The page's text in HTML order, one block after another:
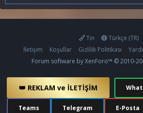
Tin
Türkçe (TR)
İletişim
Koşullar Gizlilik Politikası
Forum software by XenForo™ © 2010-
👑 REKLAM ve İLETİŞİM
Teams Telegram E-Posta